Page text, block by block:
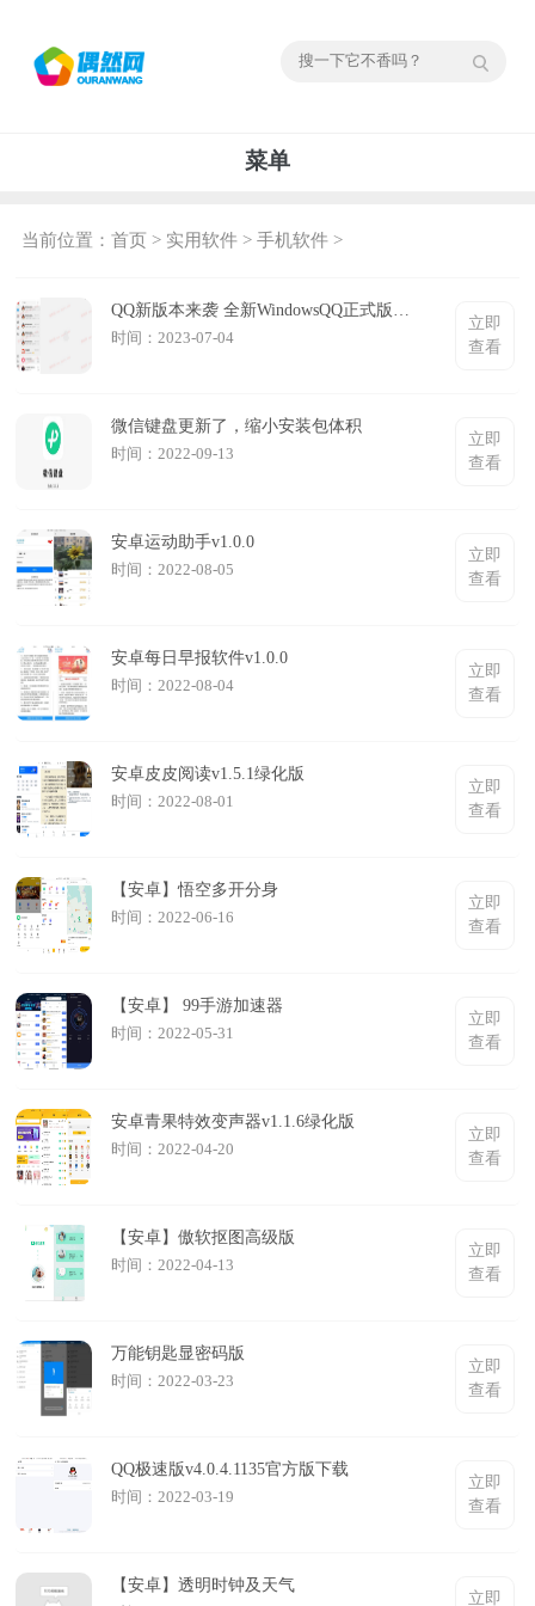
菜单
当前位置：首页 > 实用软件 >手机软件 >
QQ新版本来袭 全新WindowsQQ正式版下
载
时间：2023-07-04
立即
查看
微信键盘更新了，缩小安装包体积
时间：2022-09-13
立即
查看
安卓运动助手v1.0.0
时间：2022-08-05
立即
查看
安卓每日早报软件v1.0.0
时间：2022-08-04
立即
查看
安卓皮皮阅读v1.5.1绿化版
时间：2022-08-01
立即
查看
【安卓】悟空多开分身
时间：2022-06-16
立即
查看
【安卓】 99手‪游加‪速‪器
时间：2022-05-31
立即
查看
安卓青果特效变声器v1.1.6绿化版
时间：2022-04-20
立即
查看
【安卓】傲软抠图高级版
时间：2022-04-13
立即
查看
万能钥匙显密码版
时间：2022-03-23
立即
查看
QQ极速版v4.0.4.1135官方版下载
时间：2022-03-19
立即
查看
【安卓】透明时钟及天气
立即